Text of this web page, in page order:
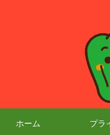
ホーム プラ